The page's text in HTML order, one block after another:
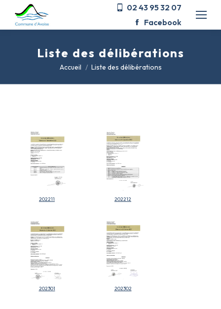
02 43 95 32 07
Facebook
Liste des délibérations
Vous êtes ici :
Accueil Liste des délibérations
202211 202212
202301 202302